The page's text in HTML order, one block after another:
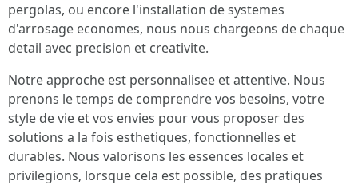
pergolas, ou encore l'installation de systemes
d'arrosage economes, nous nous chargeons de chaque
detail avec precision et creativite.
Notre approche est personnalisee et attentive. Nous
prenons le temps de comprendre vos besoins, votre
style de vie et vos envies pour vous proposer des
solutions a la fois esthetiques, fonctionnelles et
durables. Nous valorisons les essences locales et
privilegions, lorsque cela est possible, des pratiques